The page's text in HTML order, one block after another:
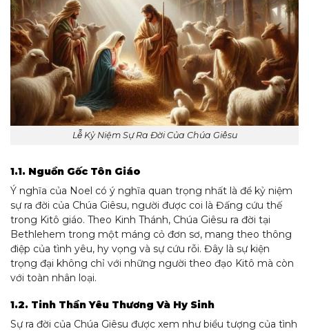
Lễ Kỷ Niệm Sự Ra Đời Của Chúa Giêsu
1.1. Nguồn Gốc Tôn Giáo
Ý nghĩa của Noel có ý nghĩa quan trọng nhất là để kỷ niệm
sự ra đời của Chúa Giêsu, người được coi là Đấng cứu thế
trong Kitô giáo. Theo Kinh Thánh, Chúa Giêsu ra đời tại
Bethlehem trong một máng cỏ đơn sơ, mang theo thông
điệp của tình yêu, hy vọng và sự cứu rỗi. Đây là sự kiện
trọng đại không chỉ với những người theo đạo Kitô mà còn
với toàn nhân loại.
1.2. Tinh Thần Yêu Thương Và Hy Sinh
Sự ra đời của Chúa Giêsu được xem như biểu tượng của tình